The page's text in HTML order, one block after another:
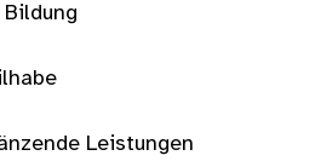
Leistungen